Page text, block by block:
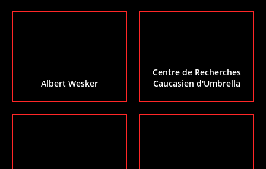
Albert Wesker
Centre de Recherches
Caucasien d'Umbrella